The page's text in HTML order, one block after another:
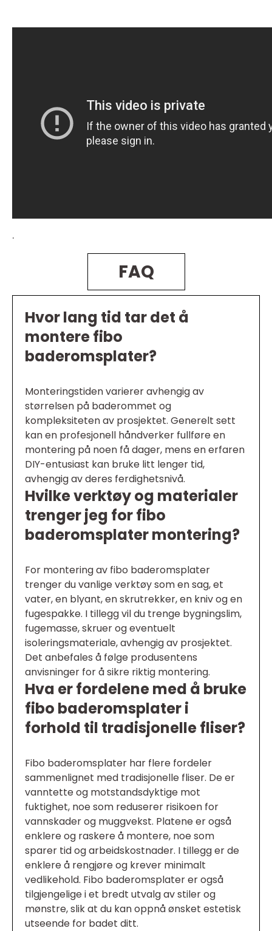
.
FAQ
Hvor lang tid tar det å
montere fibo
baderomsplater?
Monteringstiden varierer avhengig av
størrelsen på baderommet og
kompleksiteten av prosjektet. Generelt sett
kan en profesjonell håndverker fullføre en
montering på noen få dager, mens en erfaren
DIY-entusiast kan bruke litt lenger tid,
avhengig av deres ferdighetsnivå.
Hvilke verktøy og materialer
trenger jeg for fibo
baderomsplater montering?
For montering av fibo baderomsplater
trenger du vanlige verktøy som en sag, et
vater, en blyant, en skrutrekker, en kniv og en
fugespakke. I tillegg vil du trenge bygningslim,
fugemasse, skruer og eventuelt
isoleringsmateriale, avhengig av prosjektet.
Det anbefales å følge produsentens
anvisninger for å sikre riktig montering.
Hva er fordelene med å bruke
fibo baderomsplater i
forhold til tradisjonelle fliser?
Fibo baderomsplater har flere fordeler
sammenlignet med tradisjonelle fliser. De er
vanntette og motstandsdyktige mot
fuktighet, noe som reduserer risikoen for
vannskader og muggvekst. Platene er også
enklere og raskere å montere, noe som
sparer tid og arbeidskostnader. I tillegg er de
enklere å rengjøre og krever minimalt
vedlikehold. Fibo baderomsplater er også
tilgjengelige i et bredt utvalg av stiler og
mønstre, slik at du kan oppnå ønsket estetisk
utseende for badet ditt.